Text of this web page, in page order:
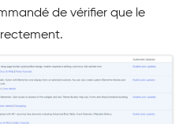
de vérifier que le